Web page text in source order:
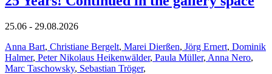
25.06 - 29.08.2026
Anna Bart, Christiane Bergelt, Marei Dierßen, Jörg Ernert, Dominik
Halmer, Peter Nikolaus Heikenwälder, Paula Müller, Anna Nero,
Marc Taschowsky, Sebastian Tröger,